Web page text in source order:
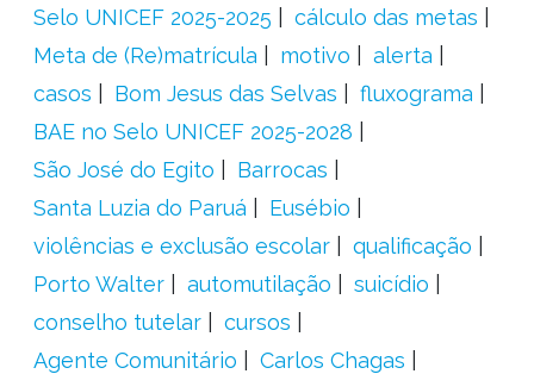
Selo UNICEF 2025-2025
cálculo das metas
Meta de (Re)matrícula
motivo
alerta
casos
Bom Jesus das Selvas
fluxograma
BAE no Selo UNICEF 2025-2028
São José do Egito
Barrocas
Santa Luzia do Paruá
Eusébio
violências e exclusão escolar
qualificação
Porto Walter
automutilação
suicídio
conselho tutelar
cursos
Agente Comunitário
Carlos Chagas